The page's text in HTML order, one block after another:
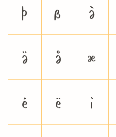
Þ
ß à
ä
å æ
ê
ë ì